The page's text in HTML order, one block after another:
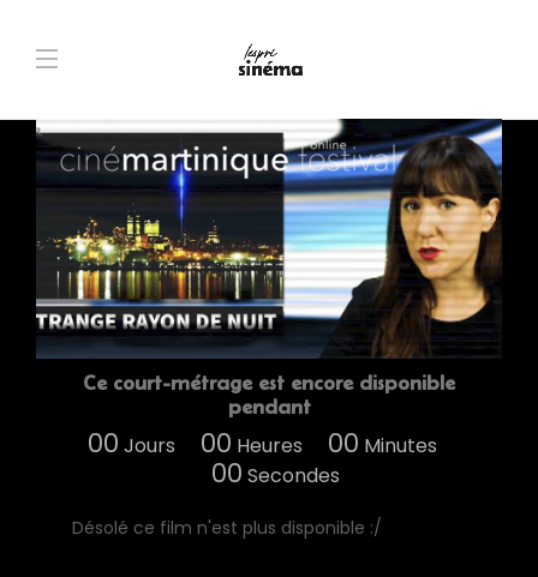
Ce court-métrage est encore disponible
pendant
00 Jours 00 Heures 00 Minutes
00 Secondes
Désolé ce film n'est plus disponible :/